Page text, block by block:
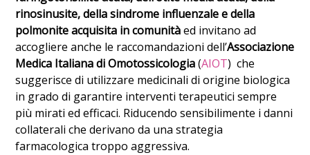
rinosinusite, della sindrome influenzale e della
polmonite acquisita in comunitàed invitano ad
accogliere anche le raccomandazioni dell’Associazione
Medica Italiana di Omotossicologia(AIOT) che
suggerisce di utilizzare medicinali di origine biologica
in grado di garantire interventi terapeutici sempre
più mirati ed efficaci. Riducendo sensibilimente i danni
collaterali che derivano da una strategia
farmacologica troppo aggressiva.